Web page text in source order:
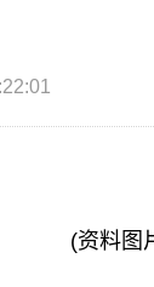
(资料图